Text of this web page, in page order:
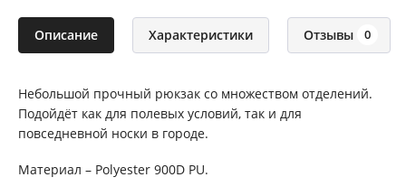
Описание Характеристики Отзывы 0
Небольшой прочный рюкзак со множеством отделений.
Подойдёт как для полевых условий, так и для
повседневной носки в городе.
Материал – Polyester 900D PU.